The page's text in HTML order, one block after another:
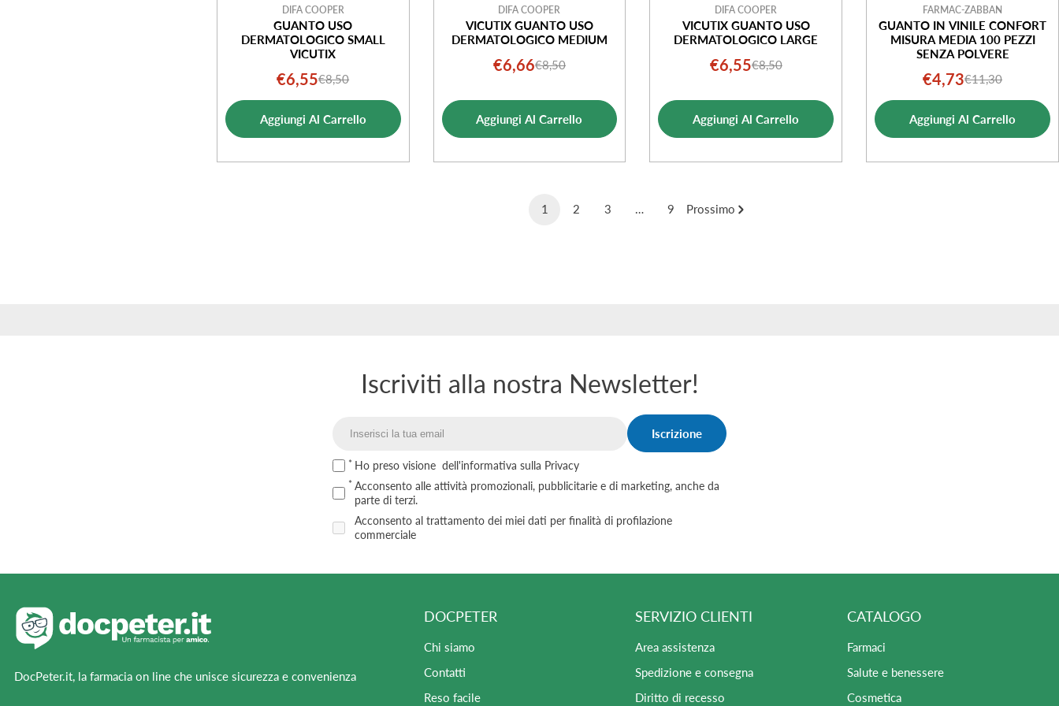
DIFA COOPER
GUANTO USO
DERMATOLOGICO SMALL
VICUTIX
Prezzo
di
vendita
€6,55Prezzo
normale
€8,50
Aggiungi Al Carrello
DIFA COOPER
VICUTIX GUANTO USO
DERMATOLOGICO MEDIUM
Prezzo
vendita
€6,66Prezzo
€8,50
Aggiungi Al Carrello
DIFA COOPER
VICUTIX GUANTO USO
DERMATOLOGICO LARGE
Prezzo
vendita
€6,55Prezzo
€8,50
Aggiungi Al Carrello
FARMAC-ZABBAN
GUANTO IN VINILE CONFORT
MISURA MEDIA 100 PEZZI
SENZA POLVERE
Prezzo
di
vendita
€4,73Prezzo
normale
€11,30
Aggiungi Al Carrello
1 2 3 … 9 Prossimo
Iscriviti alla nostra Newsletter!
Iscrizione
Ho preso visione dell'informativa sulla Privacy
Acconsento alle attività promozionali, pubblicitarie e di marketing, anche da
parte di terzi.
Acconsento al trattamento dei miei dati per finalità di profilazione
commerciale
DocPeter.it, la farmacia on line che unisce sicurezza e convenienza
DOCPETER
Chi siamo
Contatti
Reso facile
SERVIZIO CLIENTI
Area assistenza
Spedizione e consegna
Diritto di recesso
CATALOGO
Farmaci
Salute e benessere
Cosmetica